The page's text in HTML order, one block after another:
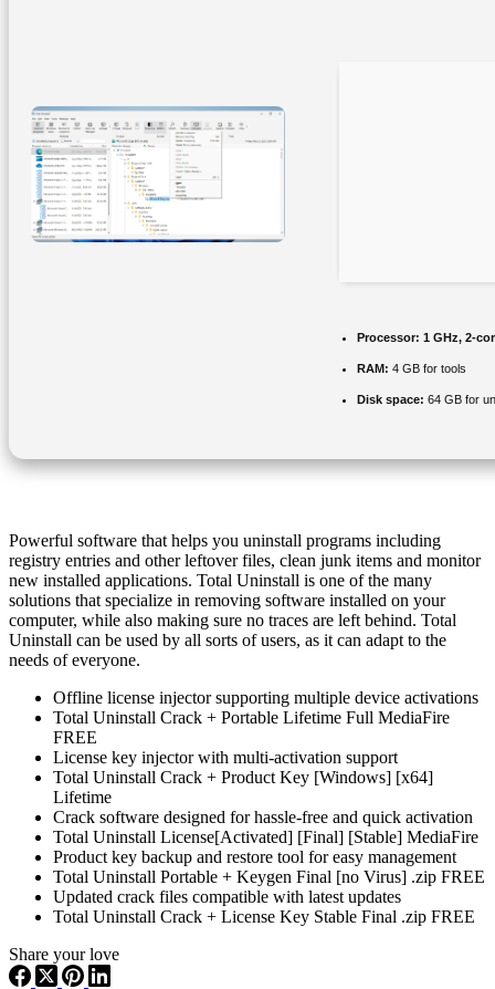
Processor: 1 GHz, 2-
RAM: 4 GB for tools
Disk space: 64 GB for
Powerful software that helps you uninstall programs including
registry entries and other leftover files, clean junk items and monitor
new installed applications. Total Uninstall is one of the many
solutions that specialize in removing software installed on your
computer, while also making sure no traces are left behind. Total
Uninstall can be used by all sorts of users, as it can adapt to the
needs of everyone.
Offline license injector supporting multiple device activations
Total Uninstall Crack + Portable Lifetime Full MediaFire
FREE
License key injector with multi-activation support
Total Uninstall Crack + Product Key [Windows] [x64]
Lifetime
Crack software designed for hassle-free and quick activation
Total Uninstall License[Activated] [Final] [Stable] MediaFire
Product key backup and restore tool for easy management
Total Uninstall Portable + Keygen Final [no Virus] .zip FREE
Updated crack files compatible with latest updates
Total Uninstall Crack + License Key Stable Final .zip FREE
Share your love